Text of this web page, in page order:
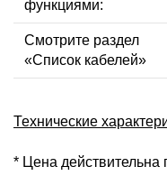
функциями:
Смотрите раздел
«Список кабелей»
Технические
* Цена действительна